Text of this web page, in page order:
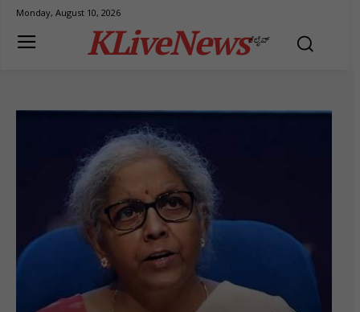
Monday, August 10, 2026
KLiveNewsಕೆಲೈವ್